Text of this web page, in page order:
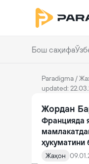
Бош саҳифа
Paradigma /
updated:
Жордан
Францияда
Жаҳон